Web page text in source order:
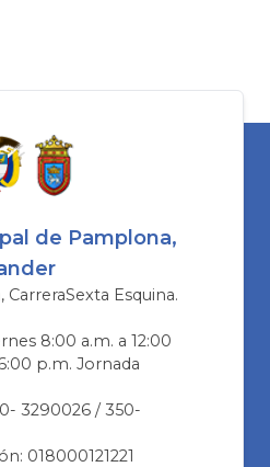
de Pamplona,
CarreraSexta Esquina.
8:00 a.m. a 12:00
p.m. Jornada
3290026 / 350-
018000121221